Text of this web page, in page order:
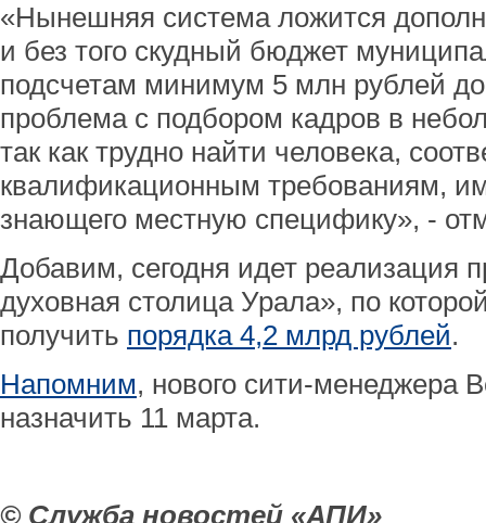
«Нынешняя система ложится
и без того скудный бюджет
подсчетам минимум 5 млн рублей
проблема с подбором кадров в
так как трудно найти человека,
квалификационным требованиям,
знающего местную специфику», -
Добавим, сегодня идет реализация
духовная столица Урала», по
получить порядка 4,2 млрд рублей.
Напомним, нового сити-менеджера
назначить 11 марта.
© Служба новостей «АПИ»